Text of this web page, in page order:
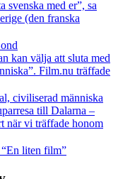
svenska med er”, sa
(den franska
kan välja att sluta med
Film.nu träffade
civiliserad människa
till Dalarna –
när vi träffade honom
liten film”